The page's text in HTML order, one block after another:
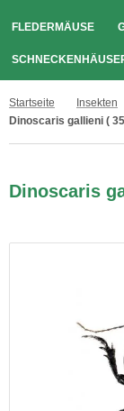
FLEDERMÄUSE
Startseite Insekten
Dinoscaris